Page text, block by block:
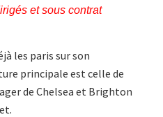
et sous contrat
les paris sur son
principale est celle de
de Chelsea et Brighton